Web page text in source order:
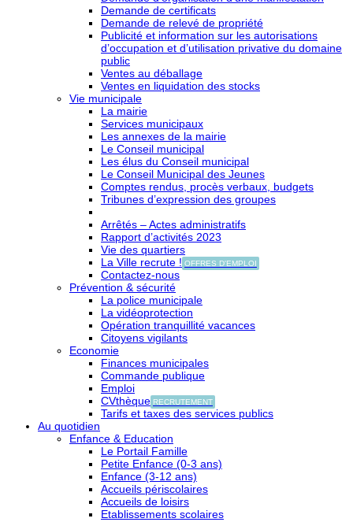
Demande de certificats
Demande de relevé de propriété
Publicité et information sur les autorisations
d’occupation et d’utilisation privative du domaine
public
Ventes au déballage
Ventes en liquidation des stocks
Vie municipale
La mairie
Services municipaux
Les annexes de la mairie
Le Conseil municipal
Les élus du Conseil municipal
Le Conseil Municipal des Jeunes
Comptes rendus, procès verbaux, budgets
Tribunes d’expression des groupes
Arrêtés – Actes administratifs
Rapport d’activités 2023
Vie des quartiers
La Ville recrute ! OFFRES D'EMPLOI
Contactez-nous
Prévention & sécurité
La police municipale
La vidéoprotection
Opération tranquillité vacances
Citoyens vigilants
Economie
Finances municipales
Commande publique
Emploi
CVthèque RECRUTEMENT
Tarifs et taxes des services publics
Au quotidien
Enfance & Education
Le Portail Famille
Petite Enfance (0-3 ans)
Enfance (3-12 ans)
Accueils périscolaires
Accueils de loisirs
Etablissements scolaires